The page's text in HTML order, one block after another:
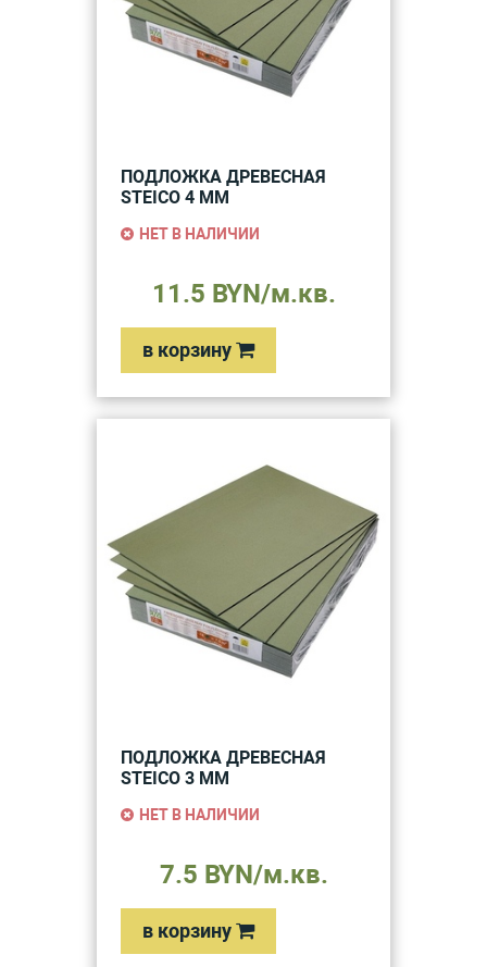
ПОДЛОЖКА ДРЕВЕСНАЯ
STEICO 4 ММ
НЕТ В НАЛИЧИИ
11.5 BYN/м.кв.
в корзину
ПОДЛОЖКА ДРЕВЕСНАЯ
STEICO 3 ММ
НЕТ В НАЛИЧИИ
7.5 BYN/м.кв.
в корзину